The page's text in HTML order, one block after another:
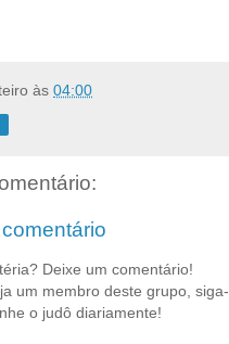
às 04:00
Deixe um comentário!
um membro deste grupo, siga-
o judô diariamente!